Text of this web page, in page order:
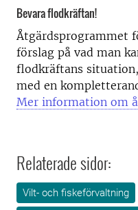
Bevara flodkräftan!
Åtgärdsprogrammet
förslag på vad man
flodkräftans
med en
Mer information om
Relaterade sidor:
Vilt- och fiskeförvaltning